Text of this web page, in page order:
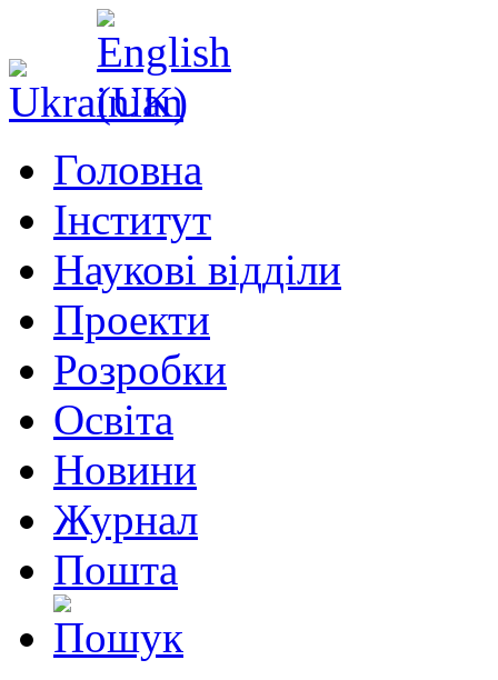
Головна
Інститут
Наукові відділи
Проекти
Розробки
Освіта
Новини
Журнал
Пошта